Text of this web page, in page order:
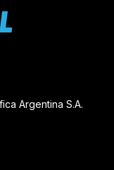
Argentina S.A.